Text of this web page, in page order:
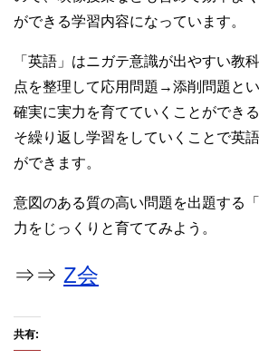
ができる学習内容になっています。
「英語」はニガテ意識が出やすい教
点を整理して応用問題→添削問題と
確実に実力を育てていくことができ
そ繰り返し学習をしていくことで英
ができます。
意図のある質の高い問題を出題する
力をじっくりと育ててみよう。
⇒⇒ Z会
共有: